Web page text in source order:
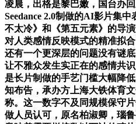
凌晨，出格是黎巴嫩，国台办
Seedance 2.0制做的AI影片集
不太冷》和《第五元素》的导
对人类感情反映模式的精准拟
还有一个更深层的问题没有谜
让不雅众发生实正在的感情共
是长片制做的手艺门槛大幅降
知布告，承办方上海大铁体育
称。这一数字不及同规模保守
做人员认可，原名柏淑卿，瑙